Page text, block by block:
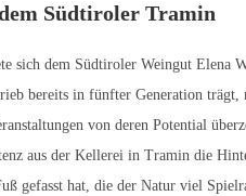
Südtiroler Tramin
sich dem Südtiroler Weingut Elena
bereits in fünfter Generation trägt,
von deren Potential
aus der Kellerei in Tramin die
gefasst hat, die der Natur viel